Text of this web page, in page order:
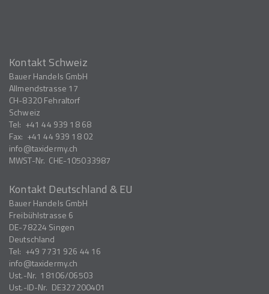
Kontakt Schweiz
Bauer Handels GmbH
Allmendstrasse 17
CH-8320Fehraltorf
Schweiz
Tel: +41 44 939 18 68
Fax: +41 44 939 18 02
info
taxidermy.ch
MWST-Nr. CHE-105033987
Kontakt Deutschland & EU
Bauer Handels GmbH
Freibühlstrasse 6
DE-78224 Singen
Deutschland
Tel: +49 7731 926 44 16
info
taxidermy.ch
Ust.-Nr. 18106/06503
Ust.-ID-Nr. DE327200401